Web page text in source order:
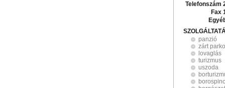
Telefonszám
Fax
panzió
zárt
lovaglás
turizmus
uszoda